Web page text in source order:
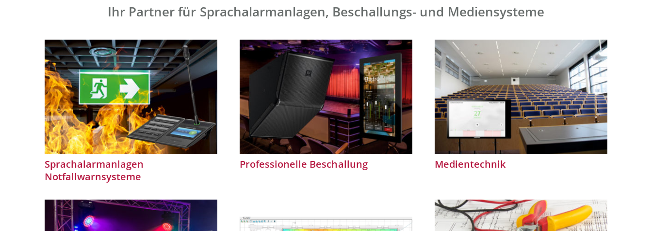
Ihr Partner für Sprachalarmanlagen, Beschallungs- und Mediensysteme
Sprachalarmanlagen
Notfallwarnsysteme
Professionelle Beschallung Medientechnik